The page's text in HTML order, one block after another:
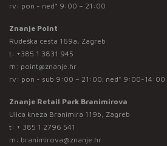
rv: pon - ned* 9:00 – 21:00
Znanje Point
Rudeška cesta 169a, Zagreb
t: +385 1 3831 945
m: point@znanje.hr
rv: pon - sub 9:00 – 21:00; ned* 9:00-14:00
Znanje Retail Park Branimirova
Ulica kneza Branimira 119b, Zagreb
t: + 385 1 2796 541
m: branimirova@znanje.hr